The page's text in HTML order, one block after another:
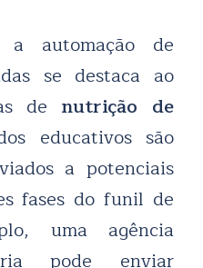
automação de
se destaca ao
de nutrição de
educativos são
a potenciais
fases do funil de
uma agência
pode enviar